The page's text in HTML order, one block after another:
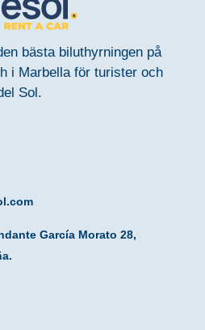
bästa biluthyrningen på
i Marbella för turister och
Sol.
García Morato 28,